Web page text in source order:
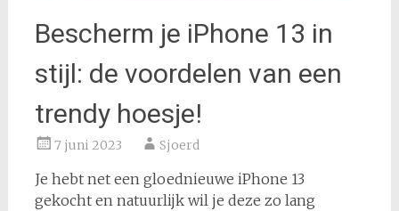
Bescherm je iPhone 13 in
stijl: de voordelen van een
trendy hoesje!
7 juni 2023 Sjoerd
Je hebt net een gloednieuwe iPhone 13
gekocht en natuurlijk wil je deze zo lang